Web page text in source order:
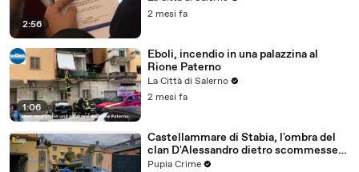
2:56
2 mesi fa
1:06
Eboli, incendio in una palazzina al
Rione Paterno
La Città di Salerno
2 mesi fa
Castellammare di Stabia, l'ombra del
clan D'Alessandro dietro scommesse
illegali: 5 arresti (24.07.26)
Pupia Crime